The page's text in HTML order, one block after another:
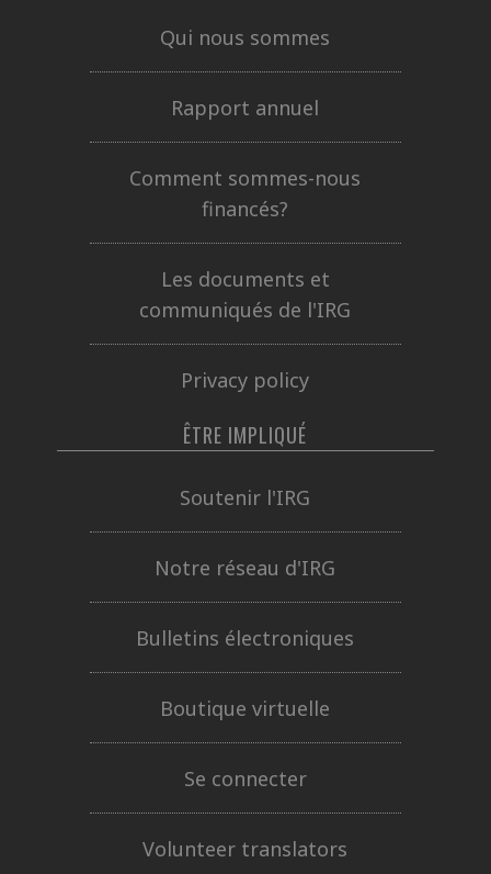
Qui nous sommes
Rapport annuel
Comment sommes-nous
financés?
Les documents et
communiqués de l'IRG
Privacy policy
ÊTRE IMPLIQUÉ
Soutenir l'IRG
Notre réseau d'IRG
Bulletins électroniques
Boutique virtuelle
Se connecter
Volunteer translators